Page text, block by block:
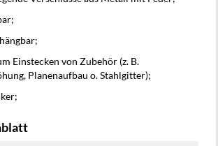
Einstecken von Zubehör (z. B.
Planenaufbau o. Stahlgitter);